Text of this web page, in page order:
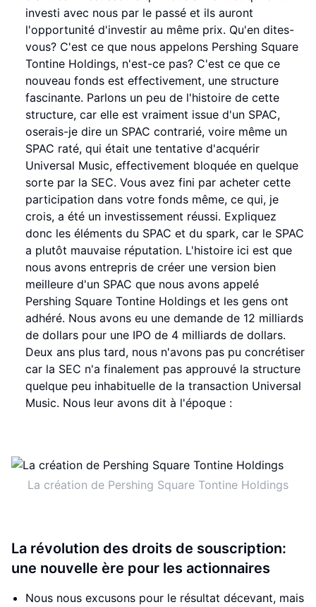
investi avec nous par le passé et ils auront
l'opportunité d'investir au même prix. Qu'en dites-
vous? C'est ce que nous appelons Pershing Square
Tontine Holdings, n'est-ce pas? C'est ce que ce
nouveau fonds est effectivement, une structure
fascinante. Parlons un peu de l'histoire de cette
structure, car elle est vraiment issue d'un SPAC,
oserais-je dire un SPAC contrarié, voire même un
SPAC raté, qui était une tentative d'acquérir
Universal Music, effectivement bloquée en quelque
sorte par la SEC. Vous avez fini par acheter cette
participation dans votre fonds même, ce qui, je
crois, a été un investissement réussi. Expliquez
donc les éléments du SPAC et du spark, car le SPAC
a plutôt mauvaise réputation. L'histoire ici est que
nous avons entrepris de créer une version bien
meilleure d'un SPAC que nous avons appelé
Pershing Square Tontine Holdings et les gens ont
adhéré. Nous avons eu une demande de 12 milliards
de dollars pour une IPO de 4 milliards de dollars.
Deux ans plus tard, nous n'avons pas pu concrétiser
car la SEC n'a finalement pas approuvé la structure
quelque peu inhabituelle de la transaction Universal
Music. Nous leur avons dit à l'époque :
La création de Pershing Square Tontine Holdings
La révolution des droits de souscription:
une nouvelle ère pour les actionnaires
Nous nous excusons pour le résultat décevant, mais